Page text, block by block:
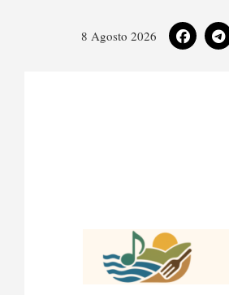
8 Agosto 2026